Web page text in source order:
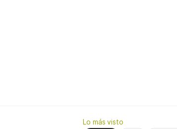
Lo más visto